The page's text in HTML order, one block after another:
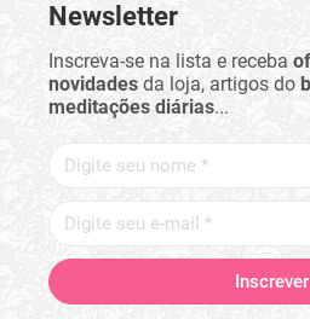
Newsletter
Inscreva-se na lista e receba
novidades da loja, artigos do
meditações diárias...